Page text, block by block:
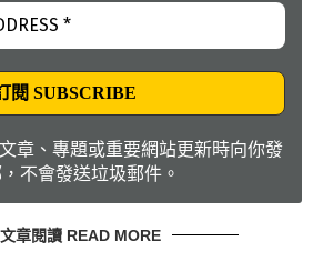
章、專題或重要網站更新時向你發
不會發送垃圾郵件。
章閱讀 READ MORE